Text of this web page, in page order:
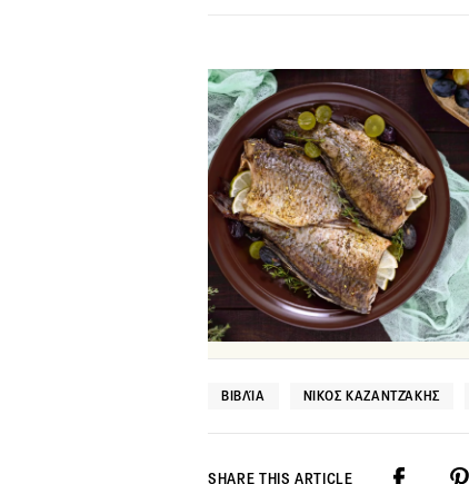
ΒΙΒΛΊΑ ΝΊΚΟΣ ΚΑΖΑΝΤΖΆΚΗΣ
SHARE THIS ARTICLE